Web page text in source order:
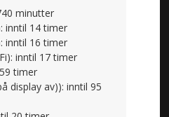
minutter
inntil 14 timer
inntil 16 timer
inntil 17 timer
timer
display av)): inntil 95